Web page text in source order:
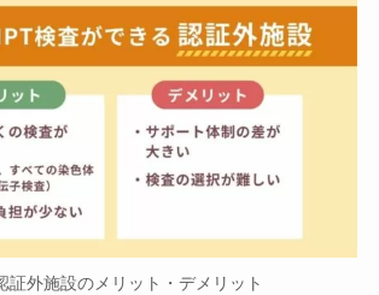
証外施設のメリット・デメリット